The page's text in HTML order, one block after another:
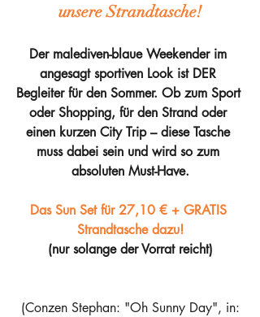
unsere Strandtasche!
Der malediven-blaue Weekender im
angesagt sportiven Look ist DER
Begleiter für den Sommer. Ob zum Sport
oder Shopping, für den Strand oder
einen kurzen City Trip – diese Tasche
muss dabei sein und wird so zum
absoluten Must-Have.
Das Sun Set für 27,10 € + GRATIS
Strandtasche dazu!
(nur solange der Vorrat reicht)